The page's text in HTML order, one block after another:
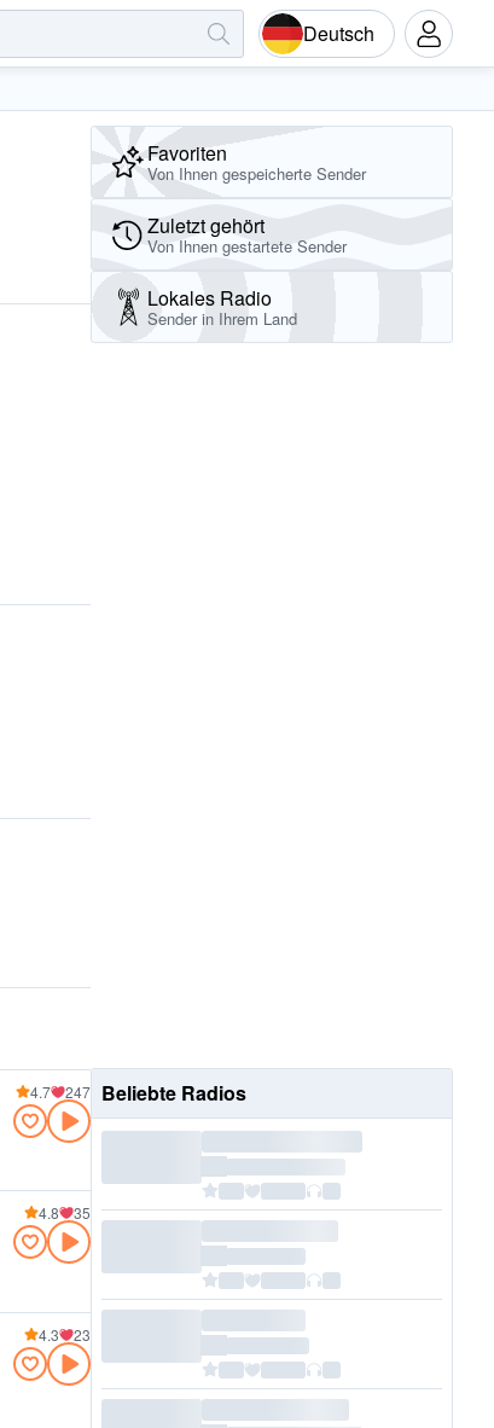
Deutsch
4.7 247
4.8 35
4.3 23
Favoriten
Von Ihnen gespeicherte Sender
Zuletzt gehört
Von Ihnen gestartete Sender
Lokales Radio
Sender in Ihrem Land
Beliebte Radios